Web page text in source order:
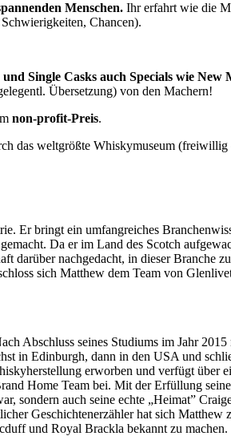
Menschen. Ihr erfahrt wie die
Chancen).
Single Casks auch Specials wie
Übersetzung) von den Machern!
non-profit-Preis.
das weltgrößte Whiskymuseum (freiwillig
Er bringt ein umfangreiches
Da er im Land des Scotch
darüber nachgedacht, in dieser Branche
sich Matthew dem Team von
Abschluss seines Studiums im Jahr
in Edinburgh, dann in den USA und
erworben und verfügt über
Home Team bei. Mit der Erfüllung
sondern auch seine echte „Heimat”
Geschichtenerzähler hat sich
und Royal Brackla bekannt zu machen.